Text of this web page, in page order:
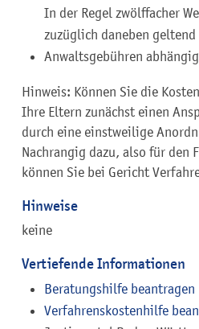
In der Regel zwölffacher
zuzüglich daneben
Anwaltsgebühren
Hinweis: Können Sie die
Ihre Eltern zunächst einen
durch eine einstweilige
Nachrangig dazu, also für den
können Sie bei Gericht
Hinweise
keine
Vertiefende Informationen
Beratungshilfe beantragen
Verfahrenskostenhilfe